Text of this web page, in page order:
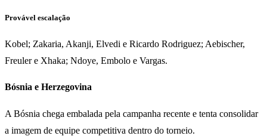
Provável escalação
Kobel; Zakaria, Akanji, Elvedi e Ricardo Rodriguez; Aebischer,
Freuler e Xhaka; Ndoye, Embolo e Vargas.
Bósnia e Herzegovina
A Bósnia chega embalada pela campanha recente e tenta consolidar
a imagem de equipe competitiva dentro do torneio.